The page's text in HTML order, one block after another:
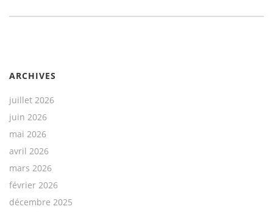
ARCHIVES
juillet 2026
juin 2026
mai 2026
avril 2026
mars 2026
février 2026
décembre 2025